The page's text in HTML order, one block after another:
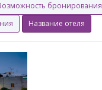
бронирования
Название отеля